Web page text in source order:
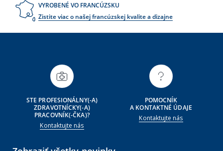
VYROBENÉ VO FRANCÚZSKU
Zistite viac o našej francúzskej kvalite a dizajne
STE PROFESIONÁLNY(-A)
ZDRAVOTNÍCKY(-A)
PRACOVNÍK(-ČKA)?
Kontaktujte nás
POMOCNÍK
A KONTAKTNÉ ÚDAJE
Kontaktujte nás